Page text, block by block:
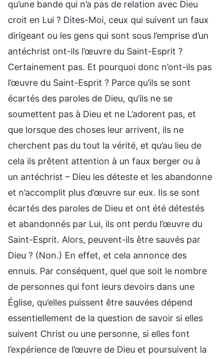
qu’une bande qui n’a pas de relation avec Dieu
croit en Lui ? Dites-Moi, ceux qui suivent un faux
dirigeant ou les gens qui sont sous l’emprise d’un
antéchrist ont-ils l’œuvre du Saint-Esprit ?
Certainement pas. Et pourquoi donc n’ont-ils pas
l’œuvre du Saint-Esprit ? Parce qu’ils se sont
écartés des paroles de Dieu, qu’ils ne se
soumettent pas à Dieu et ne L’adorent pas, et
que lorsque des choses leur arrivent, ils ne
cherchent pas du tout la vérité, et qu’au lieu de
cela ils prêtent attention à un faux berger ou à
un antéchrist – Dieu les déteste et les abandonne
et n’accomplit plus d’œuvre sur eux. Ils se sont
écartés des paroles de Dieu et ont été détestés
et abandonnés par Lui, ils ont perdu l’œuvre du
Saint-Esprit. Alors, peuvent-ils être sauvés par
Dieu ? (Non.) En effet, et cela annonce des
ennuis. Par conséquent, quel que soit le nombre
de personnes qui font leurs devoirs dans une
Église, qu’elles puissent être sauvées dépend
essentiellement de la question de savoir si elles
suivent Christ ou une personne, si elles font
l’expérience de l’œuvre de Dieu et poursuivent la